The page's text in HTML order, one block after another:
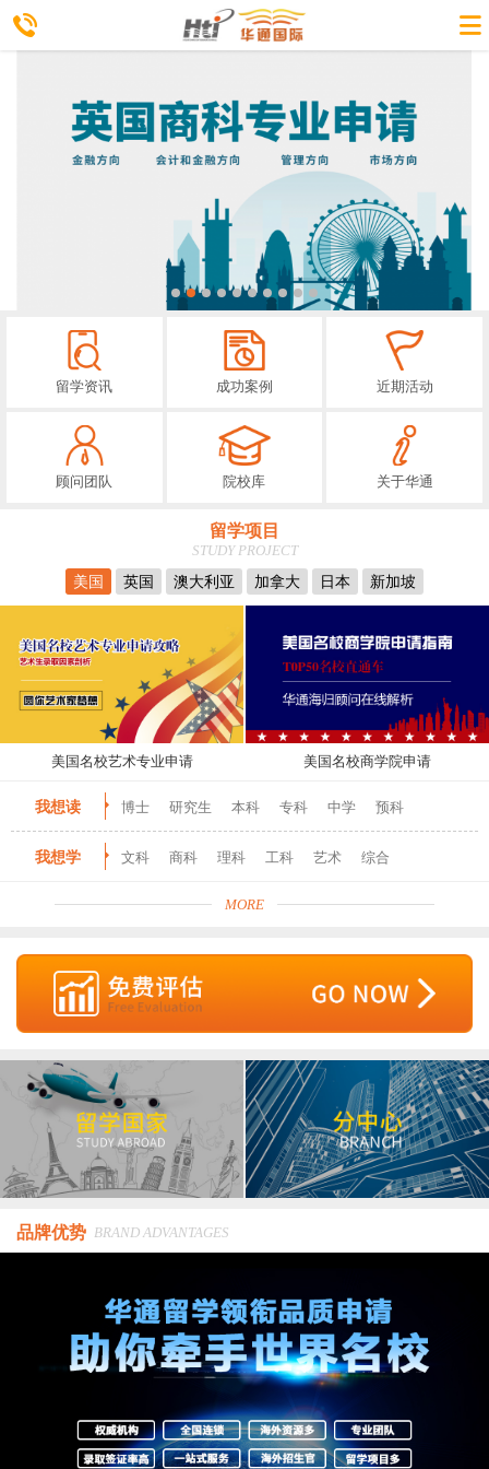
留学资讯 成功案例 近期活动
顾问团队 院校库 关于华通
留学项目
STUDY PROJECT
美国
英国 澳大利亚 加拿大 日本 新加坡
美国名校艺术专业申请 美国名校商学院申请
我想读 博士 研究生 本科 专科 中学 预科
我想学 文科 商科 理科 工科 艺术 综合
MORE
品牌优势 BRAND ADVANTAGES